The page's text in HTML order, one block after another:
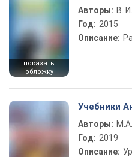
показать
обложку
Авторы: В.
Год: 2015
Описание:
Учебники
Авторы:
Год: 2019
Описание: